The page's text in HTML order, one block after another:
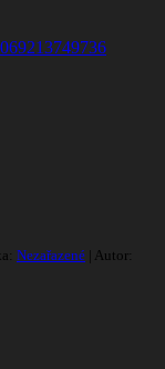
Nezařazené | Autor: